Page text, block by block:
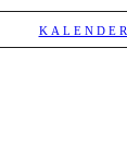
KALENDER